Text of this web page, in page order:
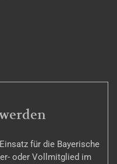
für die Bayerische
oder Vollmitglied im